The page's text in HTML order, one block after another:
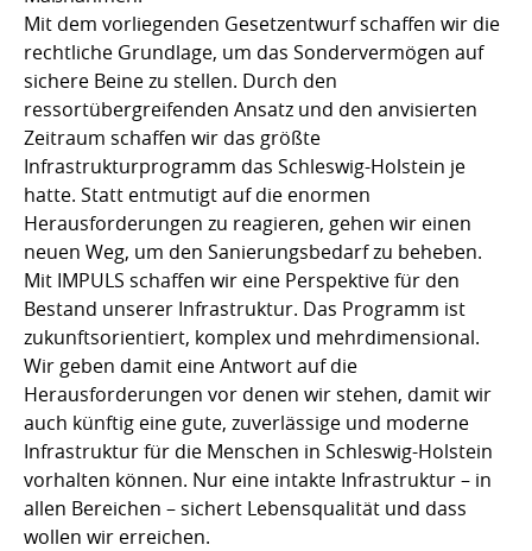
Mit dem vorliegenden Gesetzentwurf schaffen wir die
rechtliche Grundlage, um das Sondervermögen auf
sichere Beine zu stellen. Durch den
ressortübergreifenden Ansatz und den anvisierten
Zeitraum schaffen wir das größte
Infrastrukturprogramm das Schleswig-Holstein je
hatte. Statt entmutigt auf die enormen
Herausforderungen zu reagieren, gehen wir einen
neuen Weg, um den Sanierungsbedarf zu beheben.
Mit IMPULS schaffen wir eine Perspektive für den
Bestand unserer Infrastruktur. Das Programm ist
zukunftsorientiert, komplex und mehrdimensional.
Wir geben damit eine Antwort auf die
Herausforderungen vor denen wir stehen, damit wir
auch künftig eine gute, zuverlässige und moderne
Infrastruktur für die Menschen in Schleswig-Holstein
vorhalten können. Nur eine intakte Infrastruktur – in
allen Bereichen – sichert Lebensqualität und dass
wollen wir erreichen.